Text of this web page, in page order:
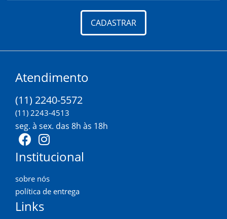
CADASTRAR
Atendimento
(11) 2240-5572
(11) 2243-4513
seg. à sex. das 8h às 18h
Institucional
sobre nós
política de entrega
Links